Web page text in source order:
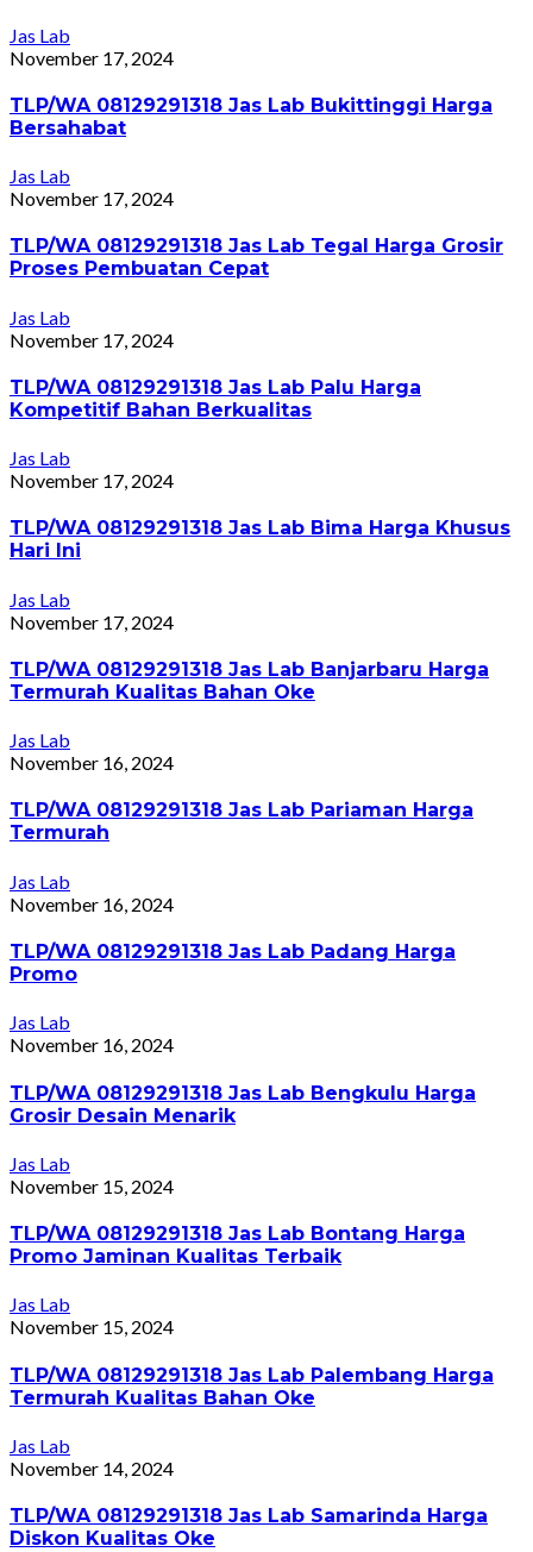
Jas Lab
November 17, 2024
TLP/WA 08129291318 Jas Lab Bukittinggi Harga
Bersahabat
Jas Lab
November 17, 2024
TLP/WA 08129291318 Jas Lab Tegal Harga Grosir
Proses Pembuatan Cepat
Jas Lab
November 17, 2024
TLP/WA 08129291318 Jas Lab Palu Harga
Kompetitif Bahan Berkualitas
Jas Lab
November 17, 2024
TLP/WA 08129291318 Jas Lab Bima Harga Khusus
Hari Ini
Jas Lab
November 17, 2024
TLP/WA 08129291318 Jas Lab Banjarbaru Harga
Termurah Kualitas Bahan Oke
Jas Lab
November 16, 2024
TLP/WA 08129291318 Jas Lab Pariaman Harga
Termurah
Jas Lab
November 16, 2024
TLP/WA 08129291318 Jas Lab Padang Harga
Promo
Jas Lab
November 16, 2024
TLP/WA 08129291318 Jas Lab Bengkulu Harga
Grosir Desain Menarik
Jas Lab
November 15, 2024
TLP/WA 08129291318 Jas Lab Bontang Harga
Promo Jaminan Kualitas Terbaik
Jas Lab
November 15, 2024
TLP/WA 08129291318 Jas Lab Palembang Harga
Termurah Kualitas Bahan Oke
Jas Lab
November 14, 2024
TLP/WA 08129291318 Jas Lab Samarinda Harga
Diskon Kualitas Oke